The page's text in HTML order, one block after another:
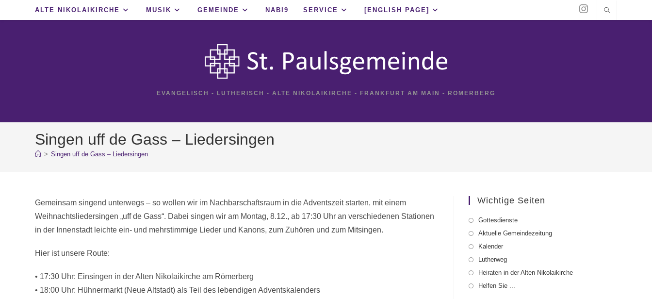
ALTE NIKOLAIKIRCHE MUSIK GEMEINDE NABI9 SERVICE [ENGLISH PAGE]
EVANGELISCH - LUTHERISCH - ALTE NIKOLAIKIRCHE - FRANKFURT AM MAIN - RÖMERBERG
Singen uff de Gass – Liedersingen
> Singen uff de Gass – Liedersingen
Gemeinsam singend unterwegs – so wollen wir im Nachbarschaftsraum in die Adventszeit starten, mit einem
Weihnachtsliedersingen „uff de Gass“. Dabei singen wir am Montag, 8.12., ab 17:30 Uhr an verschiedenen Stationen
in der Innenstadt leichte ein- und mehrstimmige Lieder und Kanons, zum Zuhören und zum Mitsingen.
Hier ist unsere Route:
• 17:30 Uhr: Einsingen in der Alten Nikolaikirche am Römerberg
• 18:00 Uhr: Hühnermarkt (Neue Altstadt) als Teil des lebendigen Adventskalenders
Wichtige Seiten
Gottesdienste
Aktuelle Gemeindezeitung
Kalender
Lutherweg
Heiraten in der Alten Nikolaikirche
Helfen Sie ...